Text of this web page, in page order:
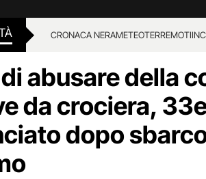
CRONACA NERAMETEOTERREMOTI
LOTTO E SUPERENALOTTO
abusare della
da crociera,
dopo